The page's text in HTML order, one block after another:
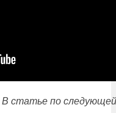
В статье по